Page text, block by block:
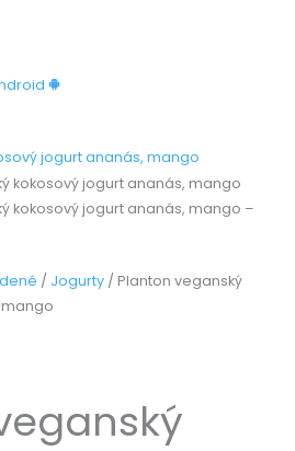
/ Jogurty / Planton veganský